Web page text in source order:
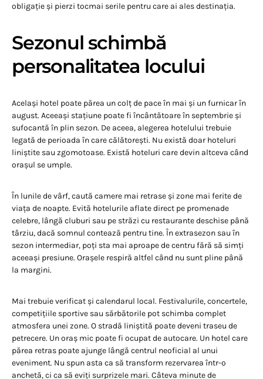
obligație și pierzi tocmai serile pentru care ai ales destinația.
Sezonul schimbă
personalitatea locului
Același hotel poate părea un colț de pace în mai și un furnicar în
august. Aceeași stațiune poate fi încântătoare în septembrie și
sufocantă în plin sezon. De aceea, alegerea hotelului trebuie
legată de perioada în care călătorești. Nu există doar hoteluri
liniștite sau zgomotoase. Există hoteluri care devin altceva când
orașul se umple.
În lunile de vârf, caută camere mai retrase și zone mai ferite de
viața de noapte. Evită hotelurile aflate direct pe promenade
celebre, lângă cluburi sau pe străzi cu restaurante deschise până
târziu, dacă somnul contează pentru tine. În extrasezon sau în
sezon intermediar, poți sta mai aproape de centru fără să simți
aceeași presiune. Orașele respiră altfel când nu sunt pline până
la margini.
Mai trebuie verificat și calendarul local. Festivalurile, concertele,
competițiile sportive sau sărbătorile pot schimba complet
atmosfera unei zone. O stradă liniștită poate deveni traseu de
petrecere. Un oraș mic poate fi ocupat de autocare. Un hotel care
părea retras poate ajunge lângă centrul neoficial al unui
eveniment. Nu spun asta ca să transform rezervarea într-o
anchetă, ci ca să eviți surprizele mari. Câteva minute de